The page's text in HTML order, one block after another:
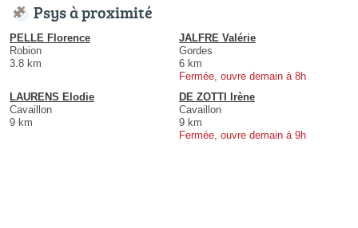
Psys à proximité
PELLE Florence
Robion
3.8 km
JALFRE Valérie
Gordes
6 km
Fermée, ouvre demain à 8h
LAURENS Elodie
Cavaillon
9 km
DE ZOTTI Irène
Cavaillon
9 km
Fermée, ouvre demain à 9h